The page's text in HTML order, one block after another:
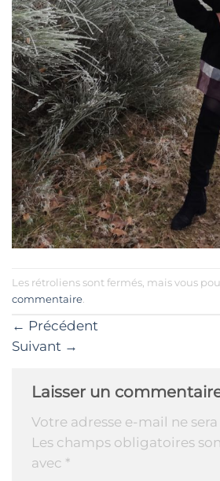
Les rétroliens sont fermés, mais vous
commentaire
← Précédent
Suivant →
Laisser un
Votre adresse e-mail ne
Les champs obligatoires
avec *